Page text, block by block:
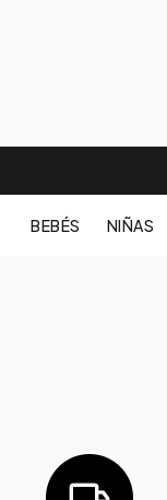
BEBÉS NIÑAS